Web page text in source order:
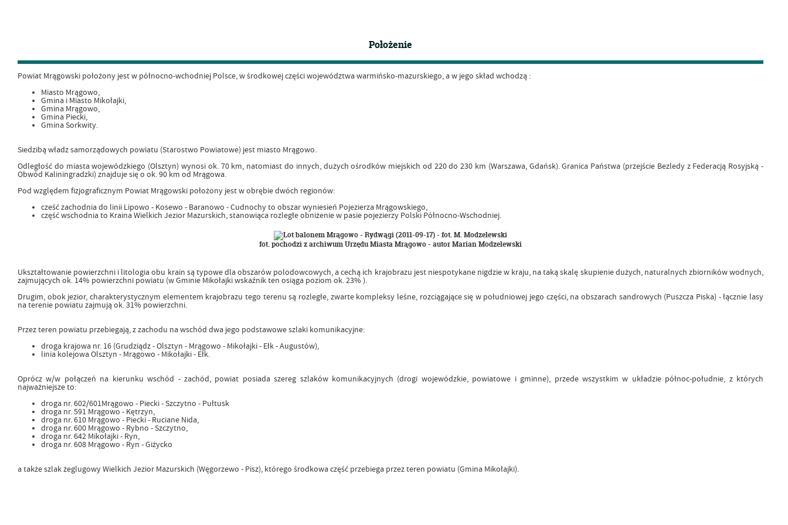
Położenie
Powiat Mrągowski położony jest w północno-wchodniej Polsce, w środkowej części województwa warmińsko-mazurskiego, a w jego skład wchodzą :
Miasto Mrągowo,
Gmina i Miasto Mikołajki,
Gmina Mrągowo,
Gmina Piecki,
Gmina Sorkwity.
Siedzibą władz samorządowych powiatu (Starostwo Powiatowe) jest miasto Mrągowo.
Odległość do miasta wojewódzkiego (Olsztyn) wynosi ok. 70 km, natomiast do innych, dużych ośrodków miejskich od 220 do 230 km (Warszawa, Gdańsk). Granica Państwa (przejście Bezledy z Federacją Rosyjską -
Obwód Kaliningradzki) znajduje się o ok. 90 km od Mrągowa.
Pod względem fizjograficznym Powiat Mrągowski położony jest w obrębie dwóch regionów:
cześć zachodnia do linii Lipowo - Kosewo - Baranowo - Cudnochy to obszar wyniesień Pojezierza Mrągowskiego,
część wschodnia to Kraina Wielkich Jezior Mazurskich, stanowiąca rozległe obniżenie w pasie pojezierzy Polski Północno-Wschodniej.
fot. pochodzi z archiwum Urzędu Miasta Mrągowo - autor Marian Modzelewski
Ukształtowanie powierzchni i litologia obu krain są typowe dla obszarów polodowcowych, a cechą ich krajobrazu jest niespotykane nigdzie w kraju, na taką skalę skupienie dużych, naturalnych zbiorników wodnych,
zajmujących ok. 14% powierzchni powiatu (w Gminie Mikołajki wskaźnik ten osiąga poziom ok. 23% ).
Drugim, obok jezior, charakterystycznym elementem krajobrazu tego terenu są rozległe, zwarte kompleksy leśne, rozciągające się w południowej jego części, na obszarach sandrowych (Puszcza Piska) - łącznie lasy
na terenie powiatu zajmują ok. 31% powierzchni.
Przez teren powiatu przebiegają, z zachodu na wschód dwa jego podstawowe szlaki komunikacyjne:
droga krajowa nr. 16 (Grudziądz - Olsztyn - Mrągowo - Mikołajki - Ełk - Augustów),
linia kolejowa Olsztyn - Mrągowo - Mikołajki - Ełk.
Oprócz w/w połączeń na kierunku wschód - zachód, powiat posiada szereg szlaków komunikacyjnych (drogi wojewódzkie, powiatowe i gminne), przede wszystkim w układzie północ-południe, z których
najważniejsze to:
droga nr. 602/601Mrągowo - Piecki - Szczytno - Pułtusk
droga nr. 591 Mrągowo - Kętrzyn,
droga nr. 610 Mrągowo - Piecki - Ruciane Nida,
droga nr. 600 Mrągowo - Rybno - Szczytno,
droga nr. 642 Mikołajki - Ryn,
droga nr. 608 Mrągowo - Ryn - Giżycko
a także szlak żeglugowy Wielkich Jezior Mazurskich (Węgorzewo - Pisz), którego środkowa część przebiega przez teren powiatu (Gmina Mikołajki).